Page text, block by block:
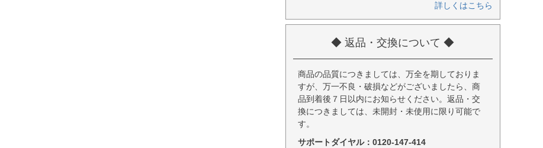
詳しくはこちら
◆ 返品・交換について ◆
商品の品質につきましては、万全を期しておりま
すが、万一不良・破損などがございましたら、商
品到着後７日以内にお知らせください。返品・交
換につきましては、未開封・未使用に限り可能で
す。
サポートダイヤル：0120-147-414